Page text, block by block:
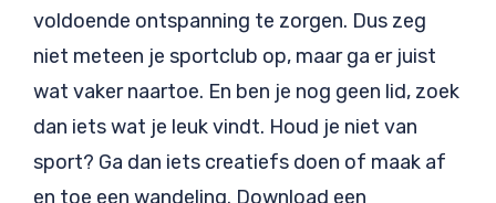
voldoende ontspanning te zorgen. Dus zeg
niet meteen je sportclub op, maar ga er juist
wat vaker naartoe. En ben je nog geen lid, zoek
dan iets wat je leuk vindt. Houd je niet van
sport? Ga dan iets creatiefs doen of maak af
en toe een wandeling. Download een